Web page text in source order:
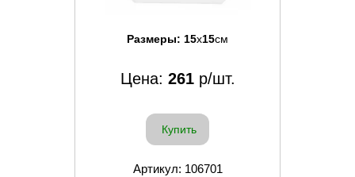
Размеры: 15x15см
Цена: 261р/шт.
Купить
Артикул: 106701